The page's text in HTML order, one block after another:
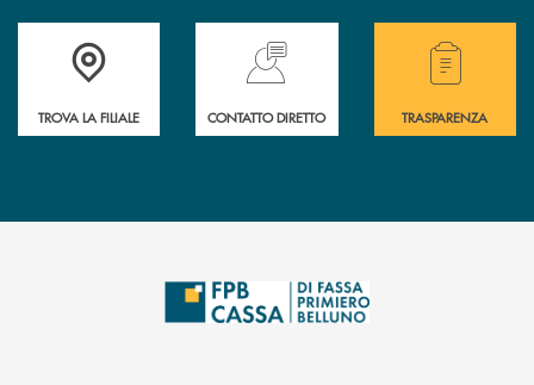
Accedi all' elenco completo delle filiali della Cassa Rurale.
TROVA LA FILIALE
Hai bisogno di assistenza immediata?
CONTATTO DIRETTO
Hai bisogno di
TRASPARENZA